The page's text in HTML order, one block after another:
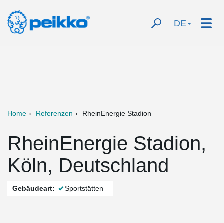
DE
Home Referenzen RheinEnergie Stadion
RheinEnergie Stadion,
Köln, Deutschland
Gebäudeart: Sportstätten